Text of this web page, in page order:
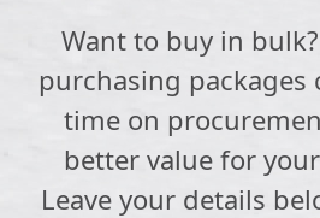
Want to buy in
purchasing packages
time on
better value for
Leave your details